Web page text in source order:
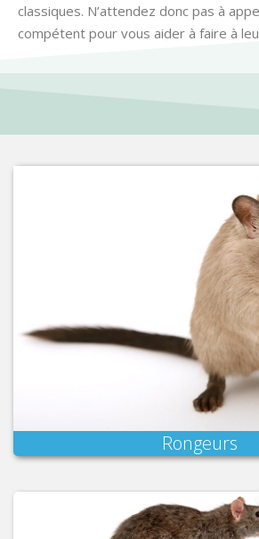
classiques. N’attendez donc pas à
compétent pour vous aider à faire à
Rongeurs